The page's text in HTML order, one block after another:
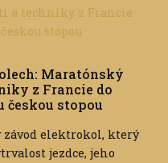
Maratónský
z Francie do
českou stopou
závod elektrokol, který
jezdce, jeho